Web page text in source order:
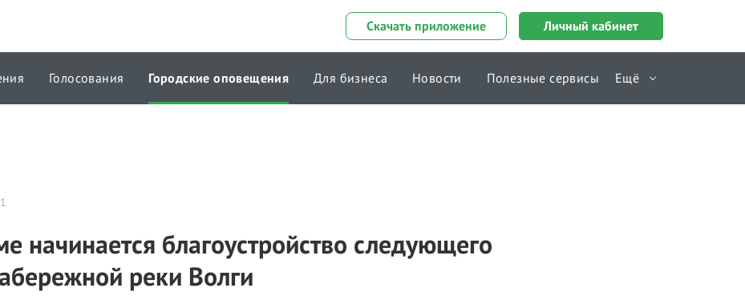
Скачать приложение Личный кабинет
Голосования Городские оповещения Для бизнеса Новости Полезные сервисы Ещё
начинается благоустройство следующего
реки Волги